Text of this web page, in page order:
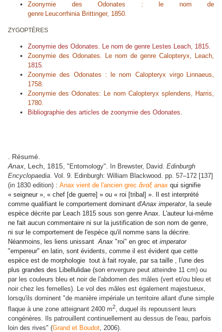
Zoonymie des Odonates : le nom de
genre LeucorrhiniaBrittinger, 1850.
ZYGOPTÈRES
Zoonymie des Odonates. Le nom de genre Lestes Leach, 1815.
Zoonymie des Odonates. Le nom de genre Calopteryx, Leach,
1815.
Zoonymie des Odonates : le nom Calopteryx virgo Linnaeus,
1758.
Zoonymie des Odonates: Le nom Calopteryx splendens, Harris,
1780.
Bibliographie des articles de zoonymie des Odonates.
. Résumé.
Anax , Lech, 1815, "Entomology". In Brewster, David. Edinburgh
Encyclopaedia. Vol. 9. Edinburgh: William Blackwood. pp. 57–172 [137]
(in 1830 edition) : Anax vient de l'ancien grec ἄναξ anax qui signifie
« seigneur », « chef [de guerre] » ou « roi [tribal] ». Il est interprété
comme qualifiant le comportement dominant d'Anax imperator, la seule
espèce décrite par Leach 1815 sous son genre Anax. L'auteur lui-même
ne fait aucun commentaire ni sur la justification de son nom de genre,
ni sur le comportement de l'espèce qu'il nomme sans la décrire.
Néanmoins, les liens unissantAnax "roi" en grec et imperator
"empereur" en latin, sont évidents, comme il est évident que cette
espèce est de morphologie tout à fait royale, par sa taille , l'une des
plus grandes des Libellulidae (son envergure peut atteindre 11 cm) ou
par les couleurs bleu et noir de l'abdomen des mâles (vert et/ou bleu et
noir chez les femelles). Le vol des mâles est également majestueux,
lorsqu'ils dominent "de manière impériale un territoire allant d'une simple
flaque à une zone atteignant 2400 m2
, duquel ils repoussent leurs
congénères. Ils patrouillent continuellement au dessus de l'eau, parfois
loin des rives" (Grand et Boudot , 2006).